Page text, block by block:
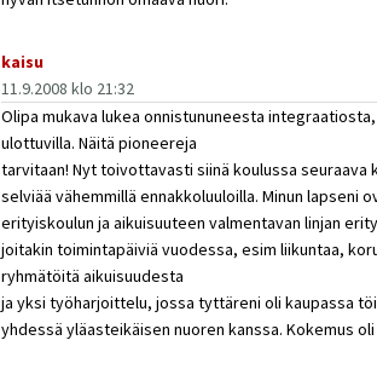
kaisu
11.9.2008 klo 21:32
Olipa mukava lukea onnistununeesta
ulottuvilla. Näitä pioneereja
tarvitaan! Nyt toivottavasti siinä koulussa seuraava
selviää vähemmillä ennakkoluuloilla. Minun lapseni
erityiskoulun ja aikuisuuteen valmentavan linjan
joitakin toimintapäiviä vuodessa, esim liikuntaa,
ryhmätöitä aikuisuudesta
ja yksi työharjoittelu, jossa tyttäreni oli kaupassa
yhdessä yläasteikäisen nuoren kanssa. Kokemus